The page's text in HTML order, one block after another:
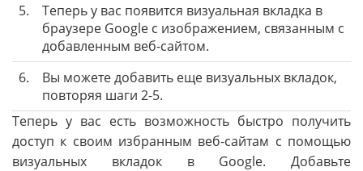
5.
Теперь у вас появится визуальная вкладка в
браузере Google с изображением, связанным с
добавленным веб-сайтом.
6.
Вы можете добавить еще визуальных вкладок,
повторяя шаги 2-5.
Теперь у вас есть возможность быстро получить
доступ к своим избранным веб-сайтам с помощью
визуальных вкладок в Google. Добавьте